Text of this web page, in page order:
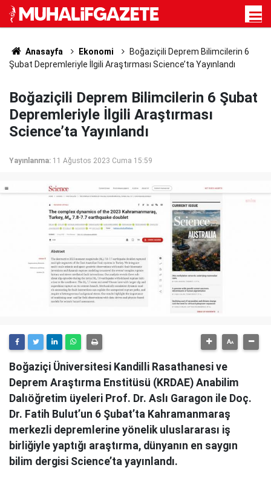
Anasayfa Ekonomi
Boğaziçili Deprem Bilimcilerin 6
Şubat Depremleriyle İlgili Araştırması Science’ta Yayınlandı
Boğaziçili Deprem Bilimcilerin 6 Şubat
Depremleriyle İlgili Araştırması
Science’ta Yayınlandı
Yayınlanma: 11 Ağustos 2023 Cuma 15:59
Boğaziçi Üniversitesi Kandilli Rasathanesi ve
Deprem Araştırma Enstitüsü (KRDAE) Anabilim
Dalıöğretim üyeleri Prof. Dr. Aslı Garagon ile Doç.
Dr. Fatih Bulut’un 6 Şubat’ta Kahramanmaraş
merkezli depremlerine yönelik uluslararası iş
birliğiyle yaptığı araştırma, dünyanın en saygın
bilim dergisi Science’ta yayınlandı.